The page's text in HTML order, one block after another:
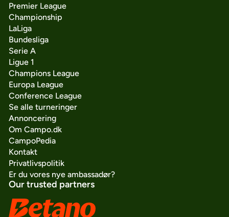
Premier League
Championship
LaLiga
Bundesliga
Serie A
Ligue 1
Champions League
Europa League
Conference League
Se alle turneringer
Annoncering
Om Campo.dk
CampoPedia
Kontakt
Privatlivspolitik
Er du vores nye ambassadør?
Our trusted partners